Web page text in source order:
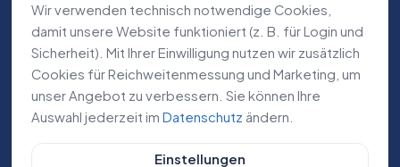
RECHTLICHES
Impressum
Datenschutz
AGB
Wir verwenden technisch notwendige Cookies,
damit unsere Website funktioniert (z. B. für Login und
Sicherheit). Mit Ihrer Einwilligung nutzen wir zusätzlich
Cookies für Reichweiten­messung und Marketing, um
unser Angebot zu verbessern. Sie können Ihre
Auswahl jederzeit im Datenschutz ändern.
Einstellungen